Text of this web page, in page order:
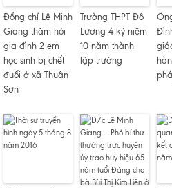
Đồng chí Lê Minh
Giang thăm hỏi
gia đình 2 em
học sinh bị chết
đuối ở xã Thuận
Sơn
Trường THPT Đô
Lương 4 kỷ niệm
10 năm thành
lập trường